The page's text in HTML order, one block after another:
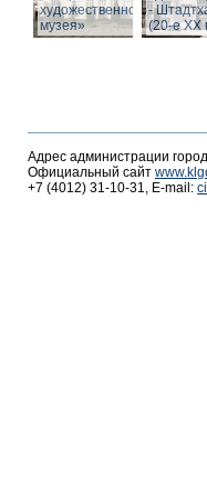
художественного
музея»
-
(20-е XX
Адрес администрации
Официальный сайт
+7 (4012) 31-10-31, E-mail: